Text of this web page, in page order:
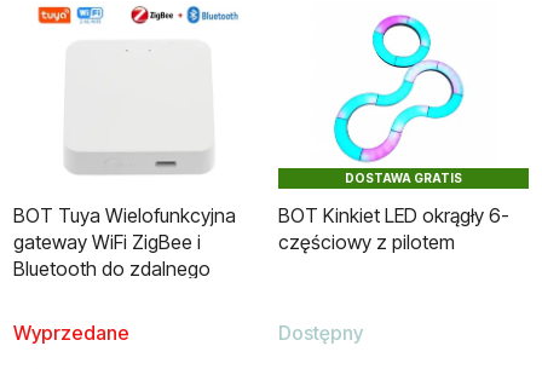
BOT Tuya Wielofunkcyjna
gateway WiFi ZigBee i
Bluetooth do zdalnego
Wyprzedane
DOSTAWA GRATIS
BOT Kinkiet LED okrągły 6-
częściowy z pilotem
Dostępny